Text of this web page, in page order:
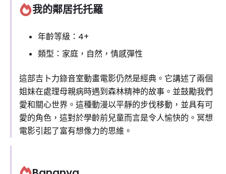
我的鄰居托托羅
年齡等級：4+
類型：家庭，自然，情感彈性
這部吉卜力錄音室動畫電影仍然是經典。它講述了兩個
姐妹在處理母親病時遇到森林精神的故事。並鼓勵我們
愛和關心世界。這種動漫以平靜的步伐移動，並具有可
愛的角色，這對於學齡前兒童而言是令人愉快的。冥想
電影引起了富有想像力的思維。